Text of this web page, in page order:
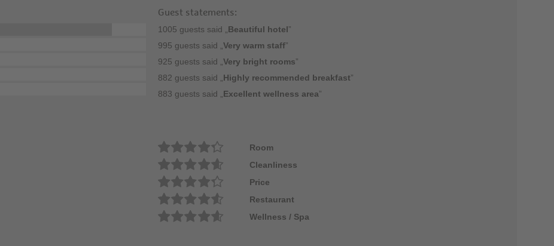
Guest statements:
1005 guests said „ Beautiful hotel”
995 guests said „ Very warm staff”
925 guests said „ Very bright rooms”
882 guests said „ Highly recommended breakfast”
883 guests said „ Excellent wellness area”
Room
Cleanliness
Price
Restaurant
Wellness / Spa